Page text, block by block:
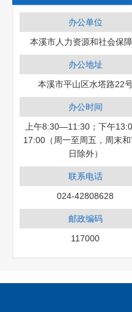
办公单位
本溪市人力资源和社会保
办公地址
本溪市平山区水塔路22
办公时间
上午8:30—11:30；下午
17:00（周一至周五，周末
日除外）
联系电话
024-42808628
邮政编码
117000